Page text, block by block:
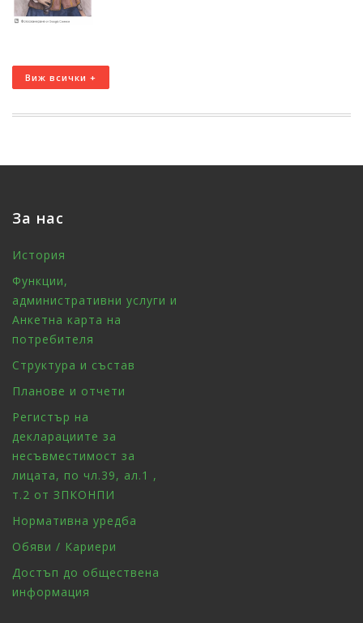
Виж всички +
За нас
История
Функции,
административни услуги и
Анкетна карта на
потребителя
Структура и състав
Планове и отчети
Регистър на
декларациите за
несъвместимост за
лицата, по чл.39, ал.1 ,
т.2 от ЗПКОНПИ
Нормативна уредба
Обяви / Кариери
Достъп до обществена
информация